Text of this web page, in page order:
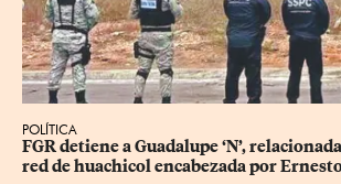
POLÍTICA
FGR detiene a Guadalupe ‘N’,
red de huachicol encabezada por